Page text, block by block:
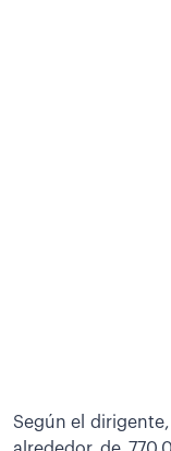
Según el